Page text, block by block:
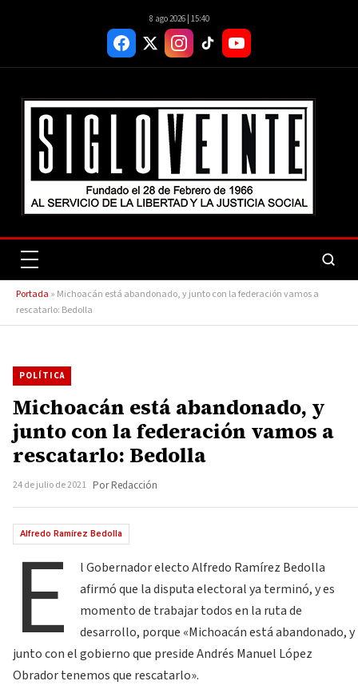
8 ago 2026 | 15:40
Portada » Michoacán está abandonado, y junto con la federación vamos a
rescatarlo: Bedolla
POLÍTICA
Michoacán está abandonado, y
junto con la federación vamos a
rescatarlo: Bedolla
24 de julio de 2021 Por Redacción
Alfredo Ramírez Bedolla
E
l Gobernador electo Alfredo Ramírez Bedolla
afirmó que la disputa electoral ya terminó, y es
momento de trabajar todos en la ruta de
desarrollo, porque «Michoacán está abandonado, y
junto con el gobierno que preside Andrés Manuel López
Obrador tenemos que rescatarlo».